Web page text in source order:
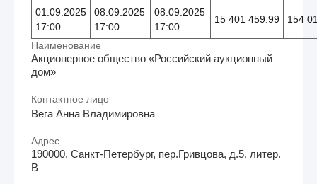
01.09.2025
17:00
08.09.2025
17:00
08.09.2025
17:00
15 401 459.99 154
Наименование
Акционерное общество «Российский аукционный
дом»
Контактное лицо
Вега Анна Владимировна
Адрес
190000, Санкт-Петербург, пер.Гривцова, д.5, литер.
В